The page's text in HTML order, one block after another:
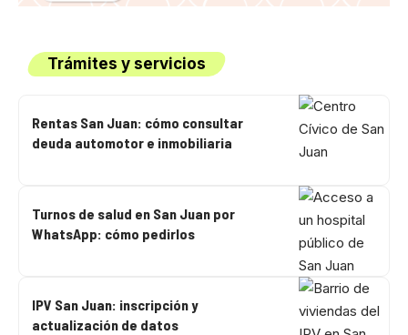
Trámites y servicios
Rentas San Juan: cómo consultar
deuda automotor e inmobiliaria
Turnos de salud en San Juan por
WhatsApp: cómo pedirlos
IPV San Juan: inscripción y
actualización de datos